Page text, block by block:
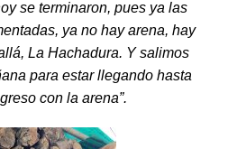
se terminaron, pues ya las
ya no hay arena, hay
La Hachadura. Y salimos
para estar llegando hasta
con la arena”.